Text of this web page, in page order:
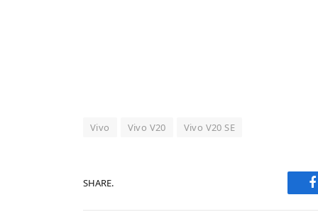
Vivo Vivo V20 Vivo V20 SE
SHARE.